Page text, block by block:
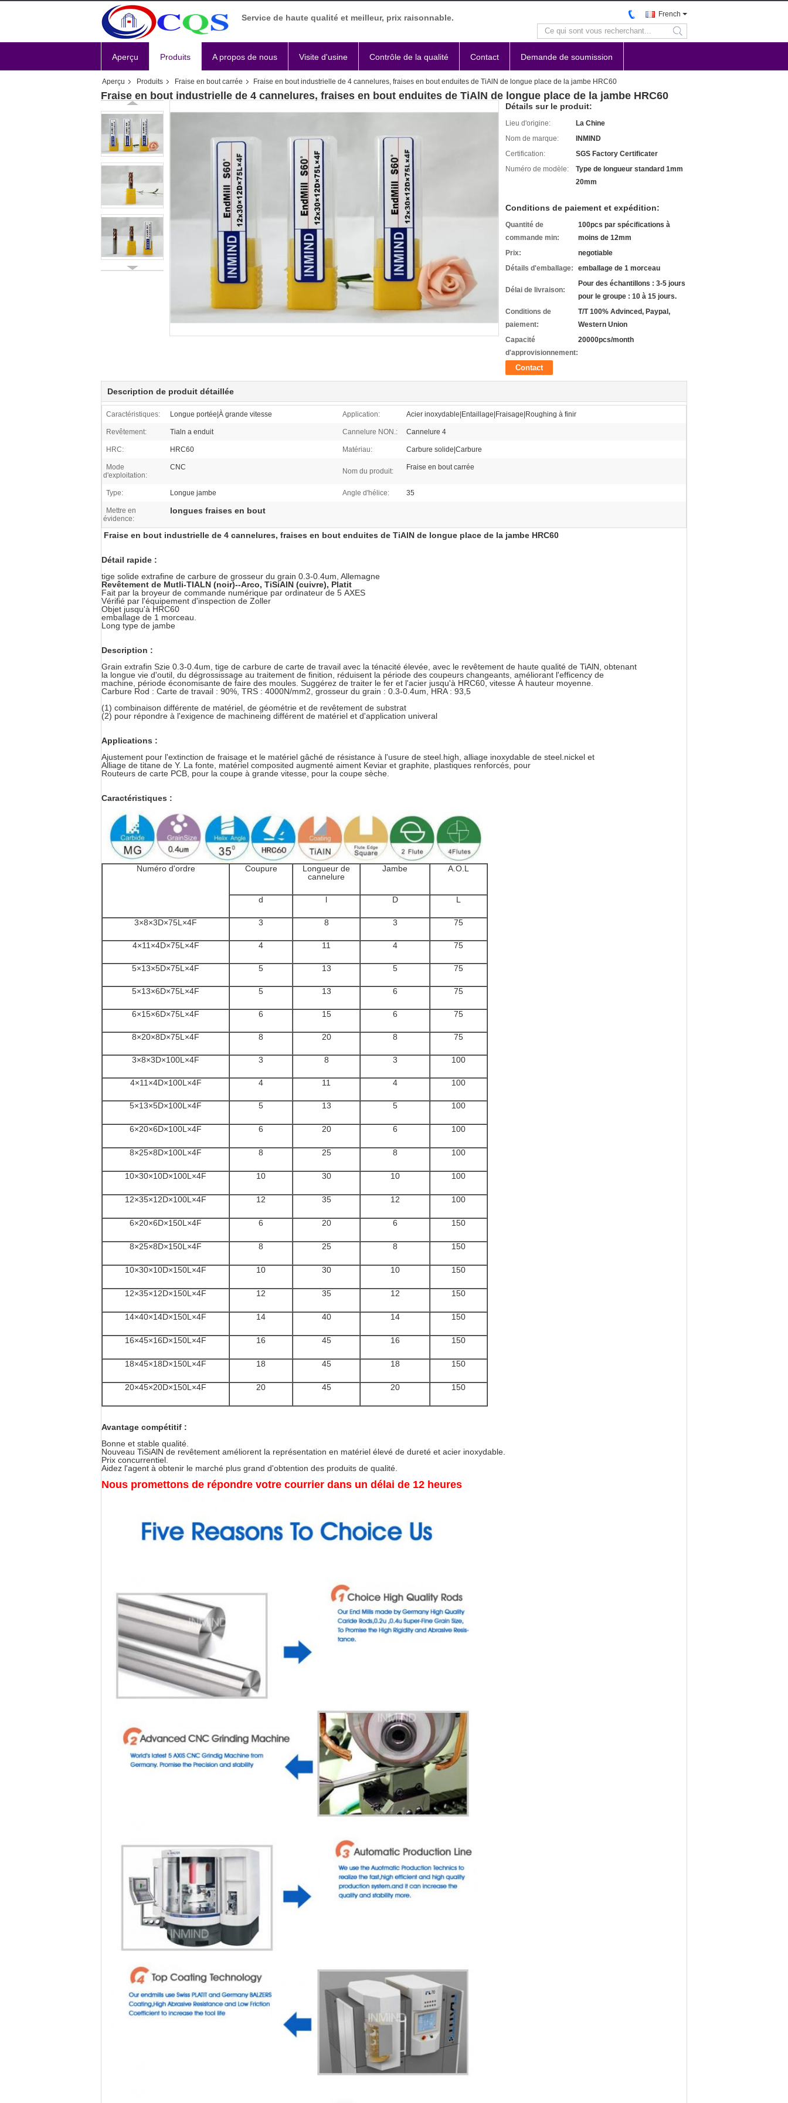
Service de haute qualité et meilleur, prix raisonnable. French
search
Aperçu Produits A propos de nous Visite d'usine Contrôle de la qualité Contact Demande de soumission
Aperçu Produits Fraise en bout carrée Fraise en bout industrielle de 4 cannelures, fraises en bout enduites de TiAlN de longue place de la jambe HRC60
Fraise en bout industrielle de 4 cannelures, fraises en bout enduites de TiAlN de longue place de la jambe HRC60
Détails sur le produit:
Lieu d'origine:
La Chine
Nom de marque:
INMIND
Certification:
SGS Factory Certificater
Numéro de modèle:
Type de longueur standard 1mm
20mm
Conditions de paiement et expédition:
Quantité de
commande min:
100pcs par spécifications à
moins de 12mm
Prix:
negotiable
Détails d'emballage:
emballage de 1 morceau
Délai de livraison:
Pour des échantillons : 3-5 jours
pour le groupe : 10 à 15 jours.
Conditions de
paiement:
T/T 100% Advinced, Paypal,
Western Union
Capacité
d'approvisionnement:
20000pcs/month
Contact
Description de produit détaillée
Caractéristiques: Longue portée|À grande vitesse Application: Acier inoxydable|Entaillage|Fraisage|Roughing à finir
Revêtement: Tialn a enduit Cannelure NON.: Cannelure 4
HRC: HRC60 Matériau: Carbure solide|Carbure
Mode
d'exploitation:
CNC Nom du produit: Fraise en bout carrée
Type: Longue jambe Angle d'hélice: 35
Mettre en
évidence:
longues fraises en bout
Fraise en bout industrielle de 4 cannelures, fraises en bout enduites de TiAlN de longue place de la jambe HRC60
Détail rapide :
tige solide extrafine de carbure de grosseur du grain 0.3-0.4um, Allemagne
Revêtement de Mutli-TIALN (noir)--Arco, TiSiAlN (cuivre), Platit
Fait par la broyeur de commande numérique par ordinateur de 5 AXES
Vérifié par l'équipement d'inspection de Zoller
Objet jusqu'à HRC60
emballage de 1 morceau.
Long type de jambe
Description :
Grain extrafin Szie 0.3-0.4um, tige de carbure de carte de travail avec la ténacité élevée, avec le revêtement de haute qualité de TiAlN, obtenant
la longue vie d'outil, du dégrossissage au traitement de finition, réduisent la période des coupeurs changeants, améliorant l'efficency de
machine, période économisante de faire des moules. Suggérez de traiter le fer et l'acier jusqu'à HRC60, vitesse À hauteur moyenne.
Carbure Rod : Carte de travail : 90%, TRS : 4000N/mm2, grosseur du grain : 0.3-0.4um, HRA : 93,5
(1) combinaison différente de matériel, de géométrie et de revêtement de substrat
(2) pour répondre à l'exigence de machineing différent de matériel et d'application univeral
Applications :
Ajustement pour l'extinction de fraisage et le matériel gâché de résistance à l'usure de steel.high, alliage inoxydable de steel.nickel et
Alliage de titane de Y. La fonte, matériel composited augmenté aiment Keviar et graphite, plastiques renforcés, pour
Routeurs de carte PCB, pour la coupe à grande vitesse, pour la coupe sèche.
Caractéristiques :
Numéro d'ordre Coupure
Longueur de
cannelure
Jambe A.O.L
d l D L
3×8×3D×75L×4F 3 8 3 75
4×11×4D×75L×4F 4 11 4 75
5×13×5D×75L×4F 5 13 5 75
5×13×6D×75L×4F 5 13 6 75
6×15×6D×75L×4F 6 15 6 75
8×20×8D×75L×4F 8 20 8 75
3×8×3D×100L×4F 3 8 3 100
4×11×4D×100L×4F 4 11 4 100
5×13×5D×100L×4F 5 13 5 100
6×20×6D×100L×4F 6 20 6 100
8×25×8D×100L×4F 8 25 8 100
10×30×10D×100L×4F 10 30 10 100
12×35×12D×100L×4F 12 35 12 100
6×20×6D×150L×4F 6 20 6 150
8×25×8D×150L×4F 8 25 8 150
10×30×10D×150L×4F 10 30 10 150
12×35×12D×150L×4F 12 35 12 150
14×40×14D×150L×4F 14 40 14 150
16×45×16D×150L×4F 16 45 16 150
18×45×18D×150L×4F 18 45 18 150
20×45×20D×150L×4F 20 45 20 150
Avantage compétitif :
Bonne et stable qualité.
Nouveau TiSiAlN de revêtement améliorent la représentation en matériel élevé de dureté et acier inoxydable.
Prix concurrentiel.
Aidez l'agent à obtenir le marché plus grand d'obtention des produits de qualité.
Nous promettons de répondre votre courrier dans un délai de 12 heures